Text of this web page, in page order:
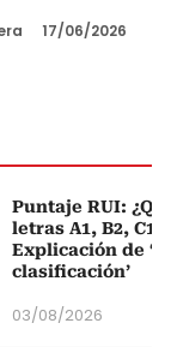
17/06/2026
Puntaje RUI:
letras A1, B2, C1
Explicación de
clasificación’
03/08/2026